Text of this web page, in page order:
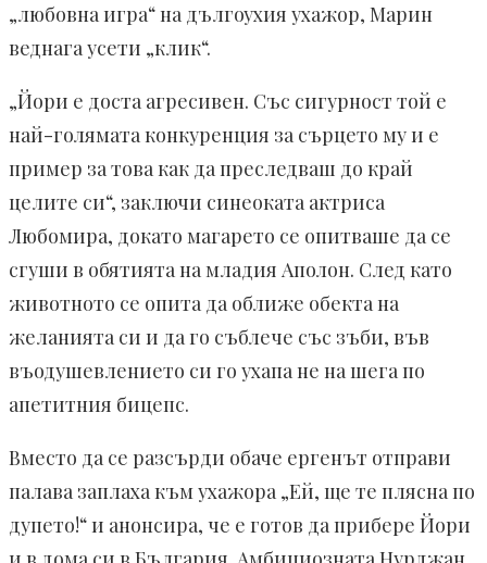
„любовна игра“ на дългоухия ухажор, Марин
веднага усети „клик“.
„Йори е доста агресивен. Със сигурност той е
най-голямата конкуренция за сърцето му и е
пример за това как да преследваш до край
целите си“, заключи синеоката актриса
Любомира, докато магарето се опитваше да се
сгуши в обятията на младия Аполон. След като
животното се опита да оближе обекта на
желанията си и да го съблече със зъби, във
въодушевлението си го ухапа не на шега по
апетитния бицепс.
Вместо да се разсърди обаче ергенът отправи
палава заплаха към ухажора „Ей, ще те плясна по
дупето!“ и анонсира, че е готов да прибере Йори